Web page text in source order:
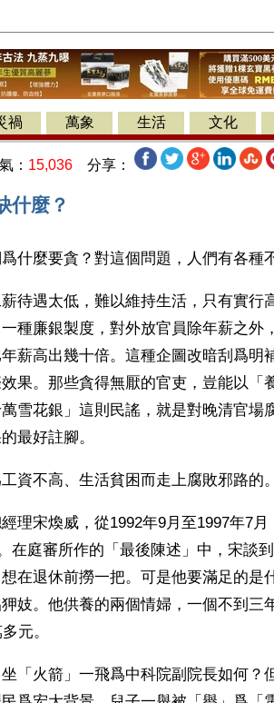
禍 萬象 生活 文化
： 15,036 分享：
什麼？
什麼要貪？對這個問題，人們有各種
待遇太低，難以維持生活，只有實行
種廉銀製度，對外放官員除年薪之外
薪高出幾十倍。這種企圖改暗刮爲明
果。那些貪得無厭的官吏，豈能以「
雪花銀」這則民謠，就是對晚清官場
最好註腳。
資不高、生活貧困而走上腐敗邪路的。
理宋煥威，從1992年9月至1997年7月
在庭審所作的「最後陳述」中，宋談
在退休前撈一把。可是他要滿足的是
妓。他供養的兩個情婦，一個不到三
元。
「火箭」一飛爲中科院副院長如何？